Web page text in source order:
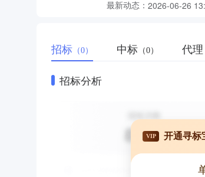
最新动态： 2026-06-26
招标 （0） 中标 （0） 代理
招标分析
VIP 开通寻标